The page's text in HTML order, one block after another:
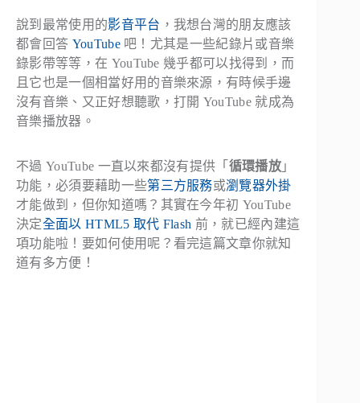
說到最常使用的影音平台 ，我想台灣的朋友應該
都會回答 YouTube吧！尤其是一些紀錄片或音樂
錄影帶等等，在 YouTube 幾乎都可以找得到，而
且它也是一個相當好用的音樂來源，有時候手邊
沒有音樂、又正好想聽歌，打開 YouTube 就成為
音樂播放器。
不過 YouTube 一直以來都沒有提供「 循環播放 」
功能，必須要藉助一些第三方服務或瀏覽器外掛
才能做到，但你知道嗎？其實在今年初 YouTube
決定全面以 HTML5 取代 Flash 前，就已經內建這
項功能啦！要如何使用呢？看完這篇文章你就知
道有多方便！